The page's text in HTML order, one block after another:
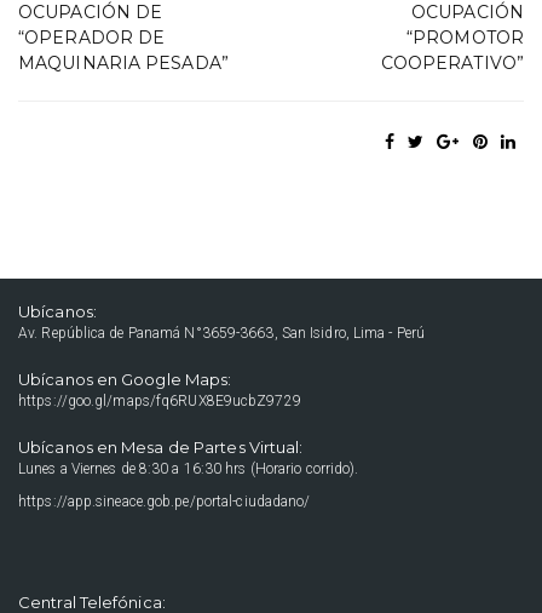
OCUPACIÓN DE
“OPERADOR DE
MAQUINARIA PESADA”
OCUPACIÓN
“PROMOTOR
COOPERATIVO”
Ubícanos:
Av. República de Panamá N°3659-3663, San Isidro, Lima - Perú
Ubícanos en Google Maps:
https://goo.gl/maps/fq6RUX8E9ucbZ9729
Ubícanos en Mesa de Partes Virtual:
Lunes a Viernes de 8:30 a 16:30 hrs (Horario corrido).
https://app.sineace.gob.pe/portal-ciudadano/
Central Telefónica: